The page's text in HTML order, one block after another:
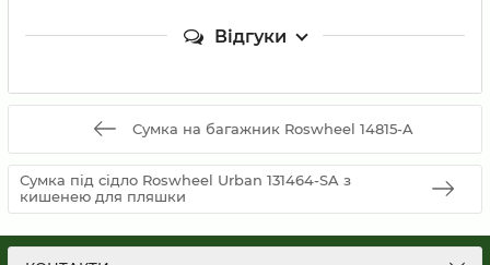
Відгуки
Сумка на багажник Roswheel 14815-A
Сумка під сідло Roswheel Urban 131464-SA з
кишенею для пляшки